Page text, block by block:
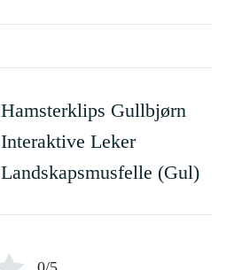
Hamsterklips Gullbjørn
Interaktive Leker
Landskapsmusfelle (Gul)